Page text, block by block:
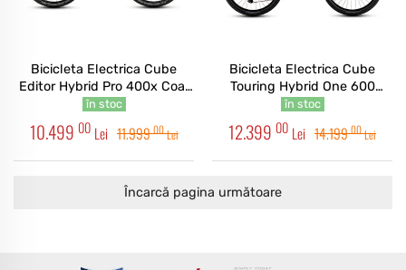
Bicicleta Electrica Cube
Editor Hybrid Pro 400x Coal
Prism 2026
în stoc
10.499 00 Lei 11.99900Lei
Bicicleta Electrica Cube
Touring Hybrid One 600
Glacier Reflex 2026
în stoc
12.399 00 Lei 14.19900Lei
Încarcă pagina următoare